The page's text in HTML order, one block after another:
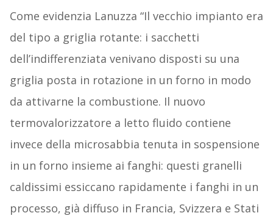
Come evidenzia Lanuzza “Il vecchio impianto era
del tipo a griglia rotante: i sacchetti
dell’indifferenziata venivano disposti su una
griglia posta in rotazione in un forno in modo
da attivarne la combustione. Il nuovo
termovalorizzatore a letto fluido contiene
invece della microsabbia tenuta in sospensione
in un forno insieme ai fanghi: questi granelli
caldissimi essiccano rapidamente i fanghi in un
processo, già diffuso in Francia, Svizzera e Stati